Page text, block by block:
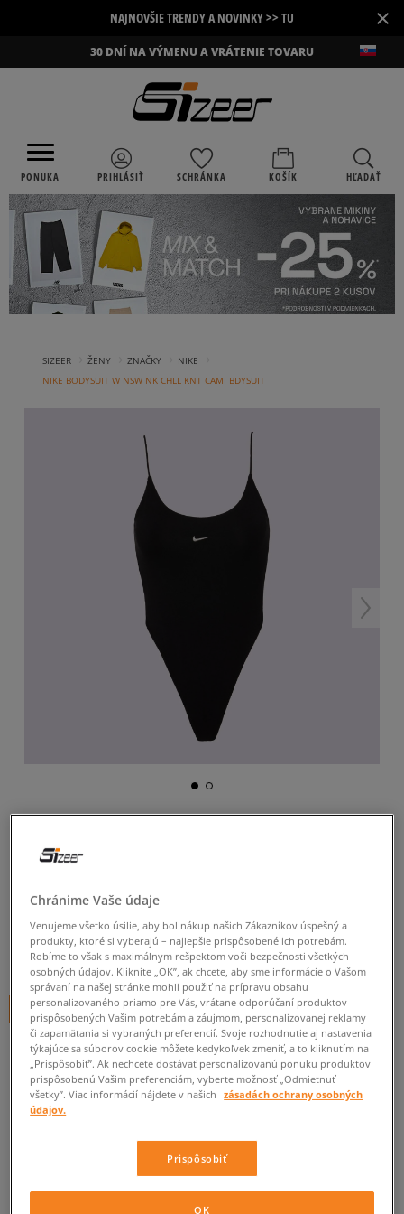
NAJNOVŠIE TRENDY A NOVINKY >> TU ×
30 DNÍ NA VÝMENU A VRÁTENIE TOVARU
PONUKA PRIHLÁSIŤ SCHRÁNKA KOŠÍK HĽADAŤ
SIZEER ŽENY ZNAČKY NIKE
NIKE BODYSUIT W NSW NK CHLL KNT CAMI BDYSUIT
CHLL KNT CAMI BDYSUIT
5.0
29€cena s DPH
+ 29 BODOV VSIZEERCLUBE
Informujte ma o dostupnosti
Ak bude položka opäť dostupná, dostanete od nás oznámenie.
ZISTIŤ DOSTUPNOSŤ V NAŠICH KAMENNÝCH PREDAJNIACH
Chránime Vaše údaje
Venujeme všetko úsilie, aby bol nákup našich Zákazníkov úspešný a
produkty, ktoré si vyberajú – najlepšie prispôsobené ich potrebám.
Robíme to však s maximálnym rešpektom voči bezpečnosti všetkých
osobných údajov. Kliknite „OK”, ak chcete, aby sme informácie o Vašom
správaní na našej stránke mohli použiť na prípravu obsahu
personalizovaného priamo pre Vás, vrátane odporúčaní produktov
prispôsobených Vašim potrebám a záujmom, personalizovanej reklamy
či zapamätania si vybraných preferencií. Svoje rozhodnutie aj nastavenia
týkajúce sa súborov cookie môžete kedykoľvek zmeniť, a to kliknutím na
„Prispôsobiť”. Ak nechcete dostávať personalizovanú ponuku produktov
prispôsobenú Vašim preferenciám, vyberte možnosť „Odmietnuť
všetky”. Viac informácií nájdete v našich
zásadách ochrany osobných
údajov.
Prispôsobiť
OK